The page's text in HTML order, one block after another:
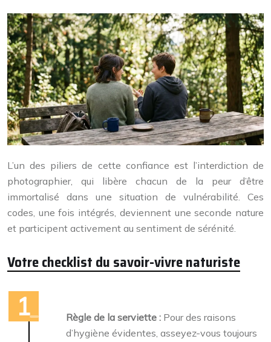
L’un des piliers de cette confiance est l’interdiction de
photographier, qui libère chacun de la peur d’être
immortalisé dans une situation de vulnérabilité. Ces
codes, une fois intégrés, deviennent une seconde nature
et participent activement au sentiment de sérénité.
Votre checklist du savoir-vivre naturiste
Règle de la serviette : Pour des raisons
d’hygiène évidentes, asseyez-vous toujours